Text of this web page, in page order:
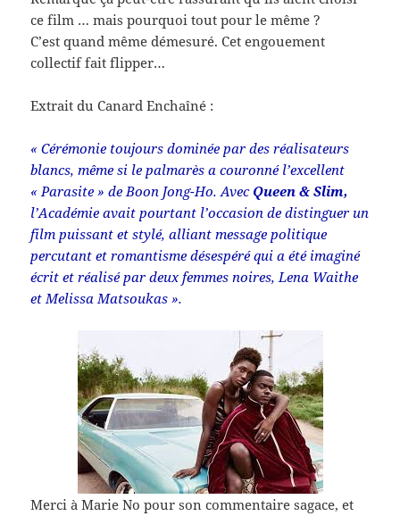
ce film … mais pourquoi tout pour le même ?
C’est quand même démesuré. Cet engouement
collectif fait flipper…
Extrait du Canard Enchaîné :
« Cérémonie toujours dominée par des réalisateurs
blancs, même si le palmarès a couronné l’excellent
« Parasite » de Boon Jong-Ho. Avec Queen & Slim,
l’Académie avait pourtant l’occasion de distinguer un
film puissant et stylé, alliant message politique
percutant et romantisme désespéré qui a été imaginé
écrit et réalisé par deux femmes noires, Lena Waithe
et Melissa Matsoukas ».
Merci à Marie No pour son commentaire sagace, et